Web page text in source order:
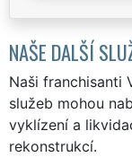
NAŠE DALŠÍ
Naši franchisanti
služeb mohou
vyklízení a
rekonstrukcí.